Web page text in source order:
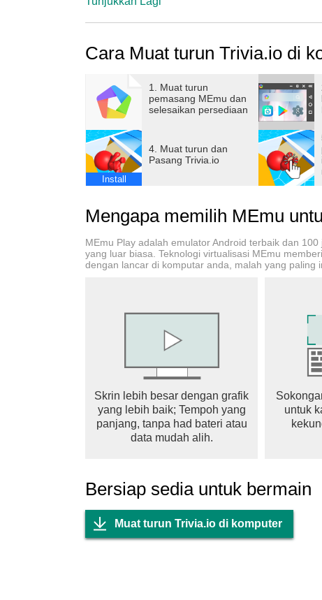
Cara Muat turun Trivia.io di
1. Muat turun
pemasang MEmu dan
selesaikan persediaan
Install
4. Muat turun dan
Pasang Trivia.io
Mengapa memilih MEmu
MEmu Play adalah emulator Android terbaik dan
yang luar biasa. Teknologi virtualisasi MEmu
dengan lancar di komputar anda, malah yang paling
Skrin lebih besar dengan grafik
yang lebih baik; Tempoh yang
panjang, tanpa had bateri atau
data mudah alih.
untuk
Bersiap sedia untuk bermain
Muat turun Trivia.io di komputer